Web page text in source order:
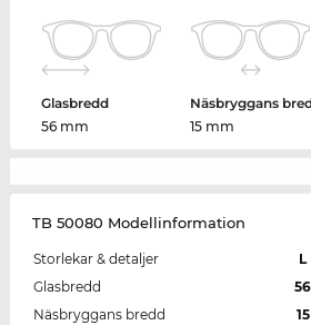
Glasbredd
56 mm
Näsbryggans
15 mm
TB 50080 Modellinformation
Storlekar & detaljer
L
Glasbredd
56
Näsbryggans bredd
15